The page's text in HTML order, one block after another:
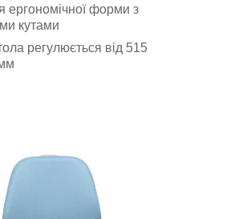
ергономічної форми з
кутами
регулюється від 515